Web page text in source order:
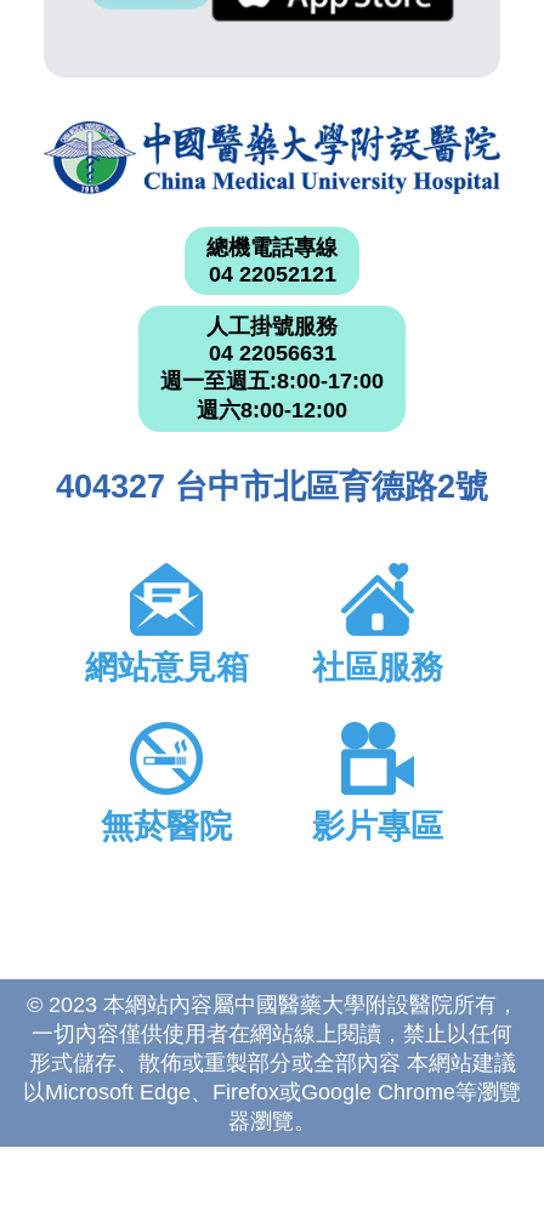
總機電話專線
04 22052121
人工掛號服務
04 22056631
週一至週五:8:00-17:00
週六8:00-12:00
404327 台中市北區育德路2號
網站意見箱 社區服務
無菸醫院 影片專區
© 2023 本網站內容屬中國醫藥大學附設醫院所有，
一切內容僅供使用者在網站線上閱讀，禁止以任何
形式儲存、散佈或重製部分或全部內容 本網站建議
以Microsoft Edge、Firefox或Google Chrome等瀏覽
器瀏覽。